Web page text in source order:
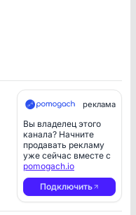
реклама
Вы владелец этого
канала? Начните
продавать рекламу
уже сейчас вместе с
pomogach.io
Подключить